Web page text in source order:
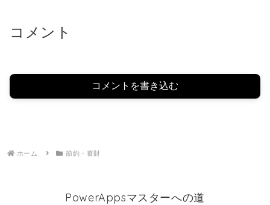
コメント
コメントを書き込む
ホーム 節約・蓄財
PowerAppsマスターへの道